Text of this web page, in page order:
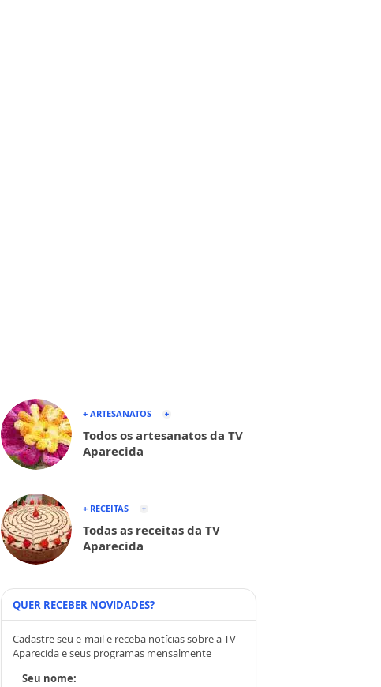
+ ARTESANATOS
Todos os artesanatos da TV
Aparecida
+ RECEITAS
Todas as receitas da TV
Aparecida
QUER RECEBER NOVIDADES?
Cadastre seu e-mail e receba notícias sobre a TV
Aparecida e seus programas mensalmente
Seu nome: